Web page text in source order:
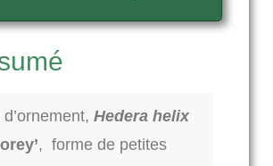
Hedera helix
, forme de petites